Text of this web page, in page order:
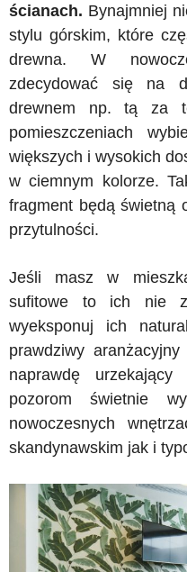
ścianach. Bynajmniej
stylu górskim, które
drewna. W
zdecydować się na
drewnem np. tą za
pomieszczeniach
większych i wysokich
w ciemnym kolorze.
fragment będą świetną
przytulności.
Jeśli masz w
sufitowe to ich nie
wyeksponuj ich
prawdziwy
naprawdę
pozorom świetnie
nowoczesnych
skandynawskim jak i